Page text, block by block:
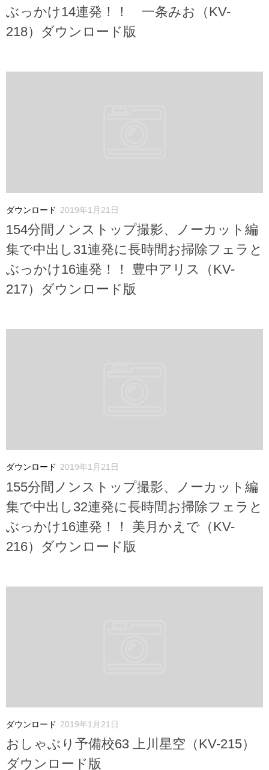
ぶっかけ14連発！！ 一条みお（KV-
218）ダウンロード版
ダウンロード 2019年1月21日
154分間ノンストップ撮影、ノーカット編
集で中出し31連発に長時間お掃除フェラと
ぶっかけ16連発！！ 豊中アリス（KV-
217）ダウンロード版
ダウンロード 2019年1月21日
155分間ノンストップ撮影、ノーカット編
集で中出し32連発に長時間お掃除フェラと
ぶっかけ16連発！！ 美月かえで（KV-
216）ダウンロード版
ダウンロード 2019年1月21日
おしゃぶり予備校63 上川星空（KV-215）
ダウンロード版